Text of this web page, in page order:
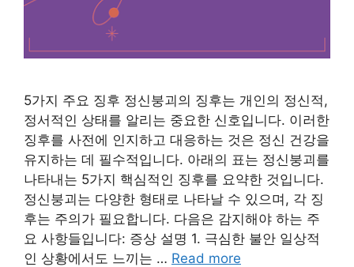
5가지 주요 징후 정신붕괴의 징후는 개인의 정신적,
정서적인 상태를 알리는 중요한 신호입니다. 이러한
징후를 사전에 인지하고 대응하는 것은 정신 건강을
유지하는 데 필수적입니다. 아래의 표는 정신붕괴를
나타내는 5가지 핵심적인 징후를 요약한 것입니다.
정신붕괴는 다양한 형태로 나타날 수 있으며, 각 징
후는 주의가 필요합니다. 다음은 감지해야 하는 주
요 사항들입니다: 증상 설명 1. 극심한 불안 일상적
인 상황에서도 느끼는 … Read more